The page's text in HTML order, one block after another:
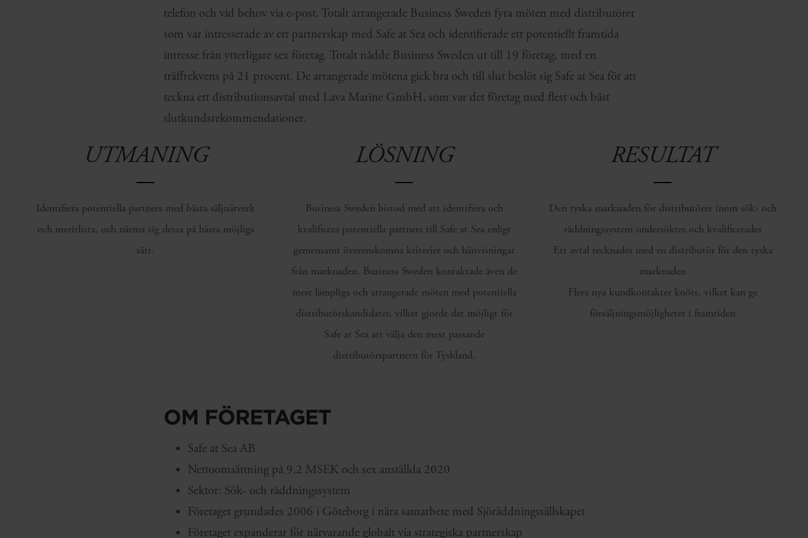
telefon och vid behov via e-post. Totalt arrangerade Business Sweden fyra möten med distributörer
som var intresserade av ett partnerskap med Safe at Sea och identifierade ett potentiellt framtida
intresse från ytterligare sex företag. Totalt nådde Business Sweden ut till 19 företag, med en
träffrekvens på 21 procent. De arrangerade mötena gick bra och till slut beslöt sig Safe at Sea för att
teckna ett distributionsavtal med Lava Marine GmbH, som var det företag med flest och bäst
slutkundsrekommendationer.
UTMANING
Identifiera potentiella partners med bästa säljnätverk
och meritlista, och närma sig dessa på bästa möjliga
sätt.
LÖSNING
Business Sweden bistod med att identifiera och
kvalificera potentiella partners till Safe at Sea enligt
gemensamt överenskomna kriterier och hänvisningar
från marknaden. Business Sweden kontaktade även de
mest lämpliga och arrangerade möten med potentiella
distributörskandidater, vilket gjorde det möjligt för
Safe at Sea att välja den mest passande
distributörspartnern för Tyskland.
RESULTAT
Den tyska marknaden för distributörer inom sök- och
räddningssystem undersöktes och kvalificerades
Ett avtal tecknades med en distributör för den tyska
marknaden
Flera nya kundkontakter knöts, vilket kan ge
försäljningsmöjligheter i framtiden
OM FÖRETAGET
Safe at Sea AB
Nettoomsättning på 9,2 MSEK och sex anställda 2020
Sektor: Sök- och räddningssystem
Företaget grundades 2006 i Göteborg i nära samarbete med Sjöräddningssällskapet
Företaget expanderar för närvarande globalt via strategiska partnerskap